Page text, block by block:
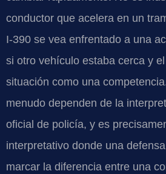
conductor que acelera en un
I-390 se vea enfrentado a una
si otro vehículo estaba cerca y
situación como una
menudo dependen de la
oficial de policía, y es
interpretativo donde una
marcar la diferencia entre una